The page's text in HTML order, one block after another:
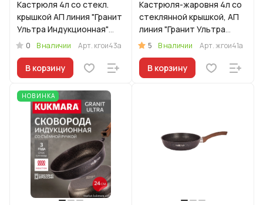
Кастрюля 4л со стекл.
крышкой АП линия "Гранит
Ультра Индукционная"
(оригинальный)
0 В наличии Арт. кгои43а
В корзину
Кастрюля-жаровня 4л со
стеклянной крышкой, АП
линия "Гранит Ультра
Индукционная"
5 В наличии Арт.жгои41а
В корзину
НОВИНКА